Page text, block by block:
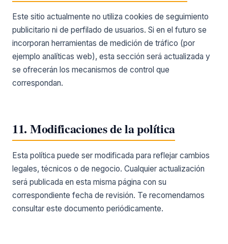
Este sitio actualmente no utiliza cookies de seguimiento
publicitario ni de perfilado de usuarios. Si en el futuro se
incorporan herramientas de medición de tráfico (por
ejemplo analíticas web), esta sección será actualizada y
se ofrecerán los mecanismos de control que
correspondan.
11. Modificaciones de la política
Esta política puede ser modificada para reflejar cambios
legales, técnicos o de negocio. Cualquier actualización
será publicada en esta misma página con su
correspondiente fecha de revisión. Te recomendamos
consultar este documento periódicamente.